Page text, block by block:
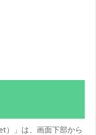
）」は、画面下部から